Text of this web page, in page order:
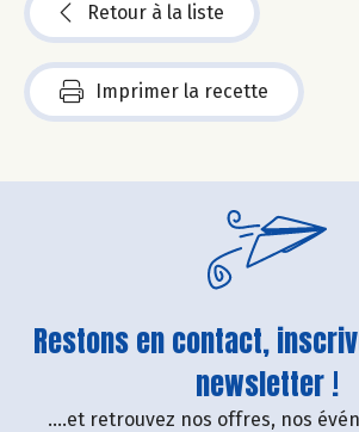
Retour à la liste
Imprimer la recette
Restons en contact,
newsletter !
....et retrouvez nos offres, nos